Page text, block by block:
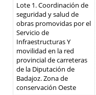
Lote 1. Coordinación de
seguridad y salud de
obras promovidas por el
Servicio de
Infraestructuras Y
movilidad en la red
provincial de carreteras
de la Diputación de
Badajoz. Zona de
conservación Oeste